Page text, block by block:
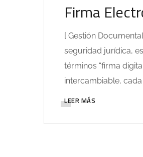
Firma
[ Gestión
seguridad jurídica,
términos “firma
intercambiable,
LEER MÁS